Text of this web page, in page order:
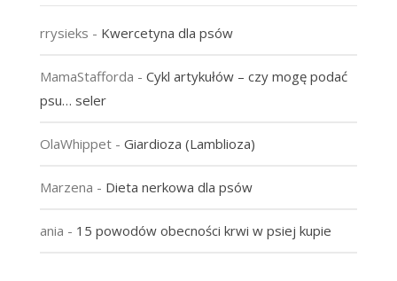
rrysieks - Kwercetyna dla psów
MamaStafforda - Cykl artykułów – czy mogę podać
psu… seler
OlaWhippet- Giardioza (Lamblioza)
Marzena - Dieta nerkowa dla psów
ania - 15 powodów obecności krwi w psiej kupie